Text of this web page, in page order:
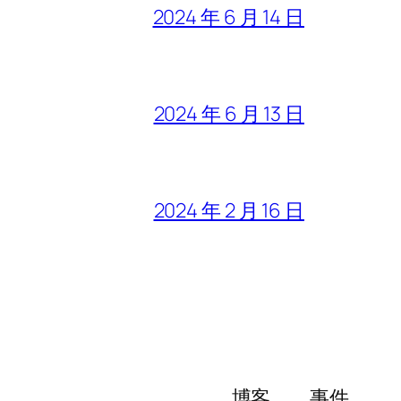
2024 年 6 月 14 日
2024 年 6 月 13 日
2024 年 2 月 16 日